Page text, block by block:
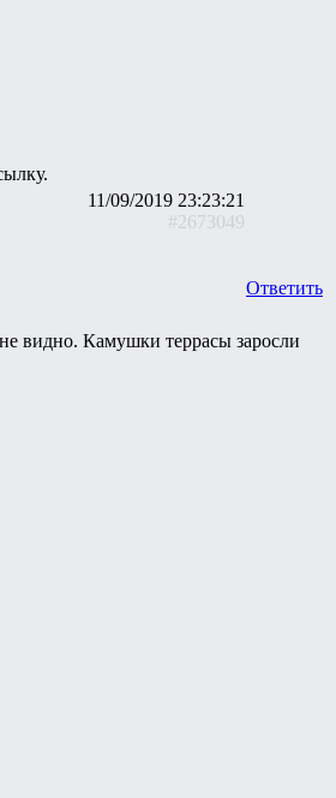
11/09/2019 23:23:21
#2673049
Ответить
видно. Камушки террасы заросли